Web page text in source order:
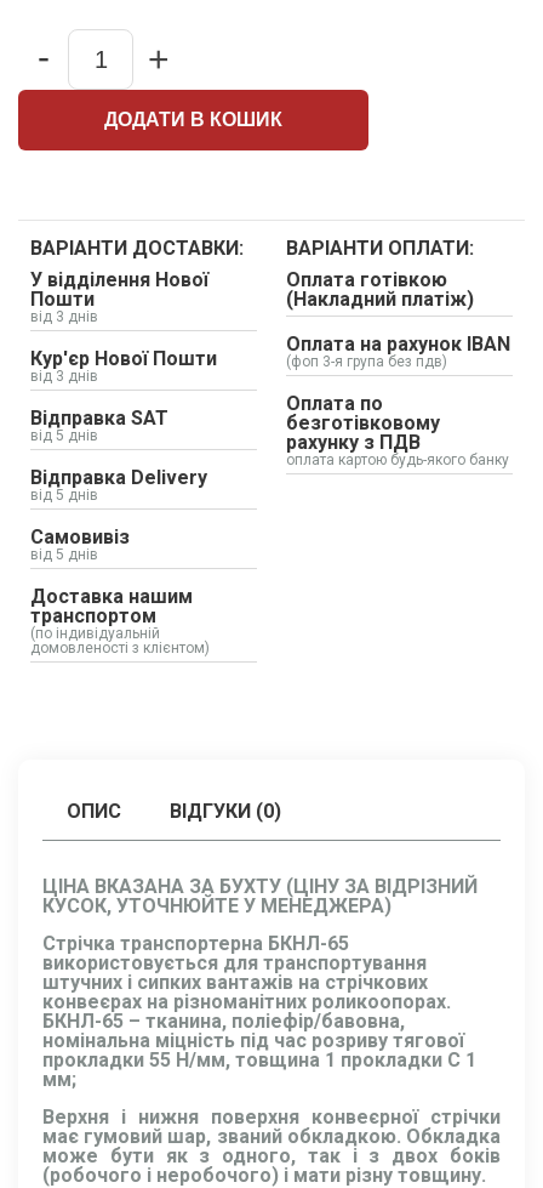
Quantity
- +
ДОДАТИ В КОШИК
ВАРІАНТИ ДОСТАВКИ:
У відділення Нової
Пошти
від 3 днів
Кур'єр Нової Пошти
від 3 днів
Відправка SAT
від 5 днів
Відправка Delivery
від 5 днів
Самовивіз
від 5 днів
Доставка нашим
транспортом
(по індивідуальній
домовленості з клієнтом)
ВАРІАНТИ ОПЛАТИ:
Оплата готівкою
(Накладний платіж)
Оплата на рахунок IBAN
(фоп 3-я група без пдв)
Оплата по
безготівковому
рахунку з ПДВ
оплата картою будь-якого банку
ОПИС ВІДГУКИ (0)
ЦІНА ВКАЗАНА ЗА БУХТУ (ЦІНУ ЗА ВІДРІЗНИЙ
КУСОК, УТОЧНЮЙТЕ У МЕНЕДЖЕРА)
Стрічка транспортерна БКНЛ-65
використовується для транспортування
штучних і сипких вантажів на стрічкових
конвеєрах на різноманітних роликоопорах.
БКНЛ-65 – тканина, поліефір/бавовна,
номінальна міцність під час розриву тягової
прокладки 55 Н/мм, товщина 1 прокладки C 1
мм;
Верхня і нижня поверхня конвеєрної стрічки
має гумовий шар, званий обкладкою. Обкладка
може бути як з одного, так і з двох боків
(робочого і неробочого) і мати різну товщину.